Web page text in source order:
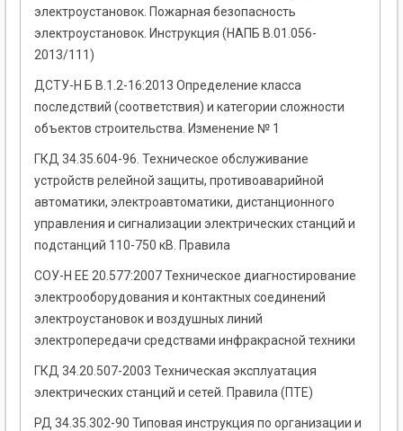
электроустановок. Пожарная безопасность
электроустановок. Инструкция (НАПБ В.01.056-
2013/111)
ДСТУ-Н Б В.1.2-16:2013 Определение класса
последствий (соответствия) и категории сложности
объектов строительства. Изменение № 1
ГКД 34.35.604-96. Техническое обслуживание
устройств релейной защиты, противоаварийной
автоматики, электроавтоматики, дистанционного
управления и сигнализации электрических станций и
подстанций 110-750 кВ. Правила
СОУ-Н ЕЕ 20.577:2007 Техническое диагностирование
электрооборудования и контактных соединений
электроустановок и воздушных линий
электропередачи средствами инфракрасной техники
ГКД 34.20.507-2003 Техническая эксплуатация
электрических станций и сетей. Правила (ПТЕ)
РД 34.35.302-90 Типовая инструкция по организации и